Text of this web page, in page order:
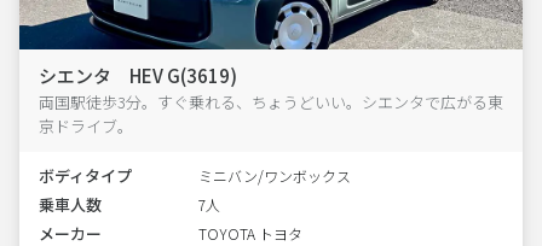
シエンタ HEV G(3619)
両国駅徒歩3分。すぐ乗れる、ちょうどいい。シエンタで広がる東
京ドライブ。
ボディタイプ ミニバン/ワンボックス
乗車人数 7人
メーカー TOYOTA トヨタ